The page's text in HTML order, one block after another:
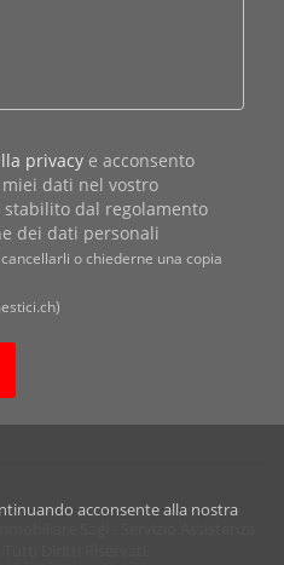
privacy e acconsento
dati nel vostro
dal regolamento
dei dati personali
o chiederne una copia
Sagl - Servizio Assistenza
Diritti Riservati.
acconsente alla nostra